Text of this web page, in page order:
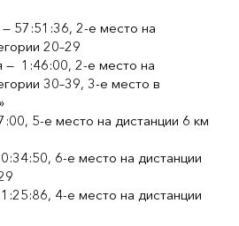
57:51:36, 2-е место на
20–29
— 1:46:00, 2-е место на
30–39, 3-е место в
5-е место на дистанции 6 км
6-е место на дистанции
4-е место на дистанции